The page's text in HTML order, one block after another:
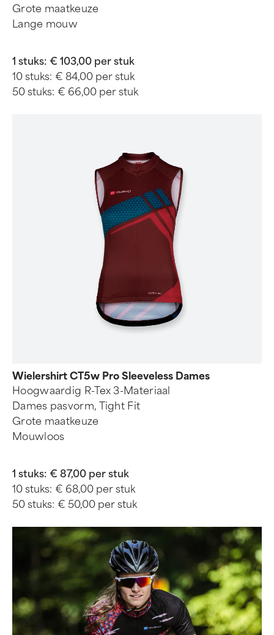
Grote maatkeuze
Lange mouw
1 stuks: € 103,00 per stuk
10 stuks: € 84,00 per stuk
50 stuks: € 66,00 per stuk
Wielershirt CT5w Pro Sleeveless Dames
Hoogwaardig R-Tex 3-Materiaal
Dames pasvorm, Tight Fit
Grote maatkeuze
Mouwloos
1 stuks: € 87,00 per stuk
10 stuks: € 68,00 per stuk
50 stuks: € 50,00 per stuk